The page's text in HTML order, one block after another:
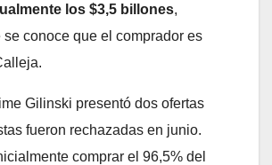
los $3,5 billones,
se conoce que el comprador es
Gilinski presentó dos ofertas
fueron rechazadas en junio.
comprar el 96,5% del